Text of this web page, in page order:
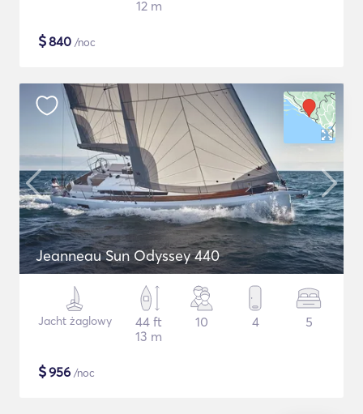
12 m
$840 /noc
Jeanneau Sun Odyssey 440
Jacht żaglowy
44 ft
13 m
10 4 5
$956 /noc